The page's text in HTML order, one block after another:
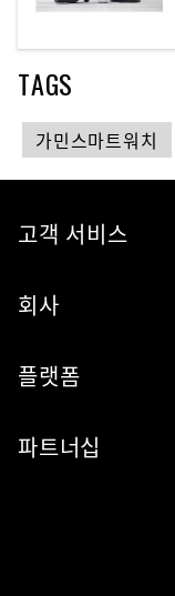
TAGS
가민스마트워치
고객 서비스
회사
플랫폼
파트너십